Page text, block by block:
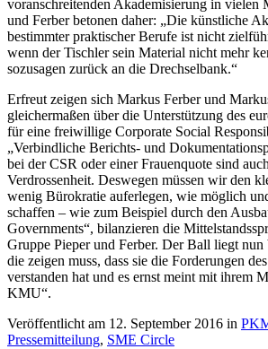
voranschreitenden Akademisierung in vielen
und Ferber betonen daher: „Die künstliche
bestimmter praktischer Berufe ist nicht
wenn der Tischler sein Material nicht mehr
sozusagen zurück an die Drechselbank.“
Erfreut zeigen sich Markus Ferber und
gleichermaßen über die Unterstützung des
für eine freiwillige Corporate Social
„Verbindliche Berichts- und
bei der CSR oder einer Frauenquote sind
Verdrossenheit. Deswegen müssen wir den
wenig Bürokratie auferlegen, wie möglich
schaffen – wie zum Beispiel durch den
Governments“, bilanzieren die
Gruppe Pieper und Ferber. Der Ball liegt
die zeigen muss, dass sie die Forderungen
verstanden hat und es ernst meint mit ihrem
KMU“.
Veröffentlicht am 12. September 2016 in
Pressemitteilung, SME Circle